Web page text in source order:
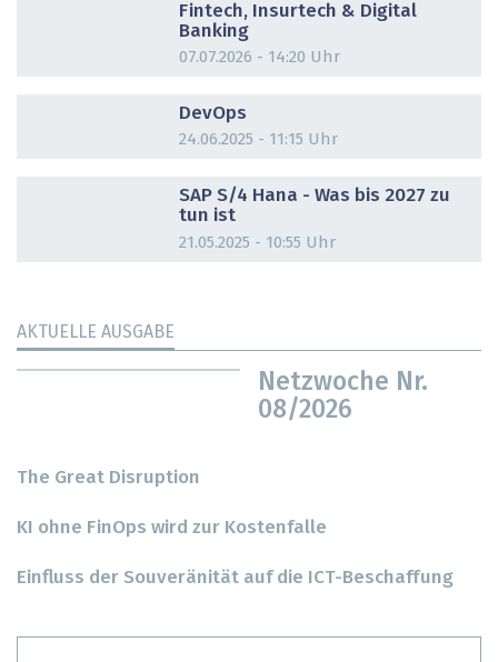
Fintech, Insurtech & Digital
Banking
07.07.2026 - 14:20 Uhr
DevOps
24.06.2025 - 11:15 Uhr
SAP S/4 Hana - Was bis 2027 zu
tun ist
21.05.2025 - 10:55 Uhr
AKTUELLE AUSGABE
Netzwoche Nr.
08/2026
The Great Disruption
KI ohne FinOps wird zur Kostenfalle
Einfluss der Souveränität auf die ICT-Beschaffung